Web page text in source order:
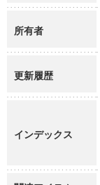
所有者
更新履歴
インデックス